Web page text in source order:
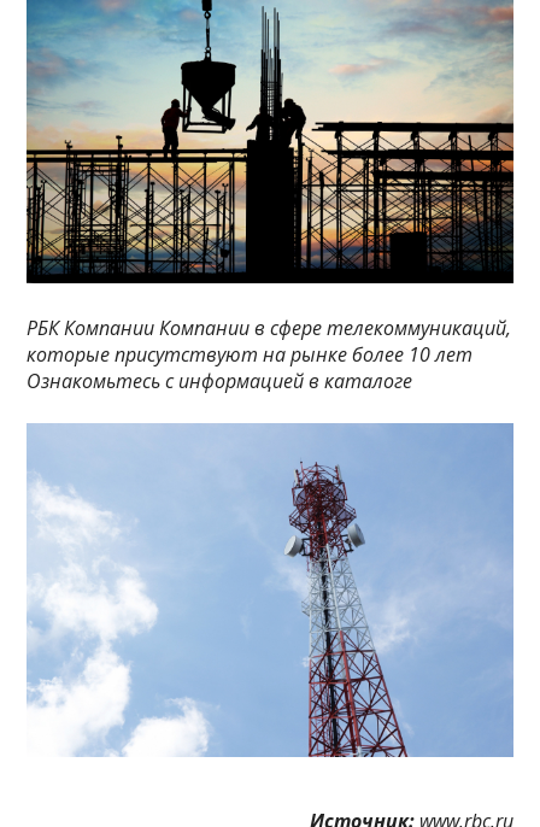
РБК Компании Компании в сфере телекоммуникаций,
которые присутствуют на рынке более 10 лет
Ознакомьтесь с информацией в каталоге
Источник: www.rbc.ru